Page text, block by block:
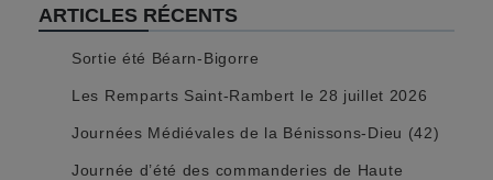
ARTICLES RÉCENTS
Sortie été Béarn-Bigorre
Les Remparts Saint-Rambert le 28 juillet 2026
Journées Médiévales de la Bénissons-Dieu (42)
Journée d’été des commanderies de Haute